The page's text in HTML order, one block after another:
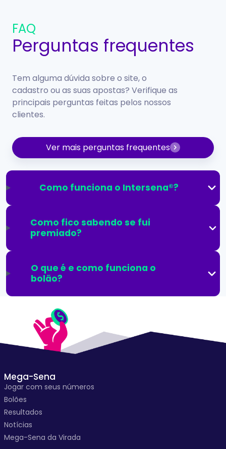
FAQ
Perguntas frequentes
Tem alguma dúvida sobre o site, o
cadastro ou as suas apostas? Verifique as
principais perguntas feitas pelos nossos
clientes.
Ver mais perguntas frequentes
Como funciona o Intersena®?
Como fico sabendo se fui
premiado?
O que é e como funciona o
bolão?
Mega-Sena
Jogar com seus números
Bolões
Resultados
Notícias
Mega-Sena da Virada